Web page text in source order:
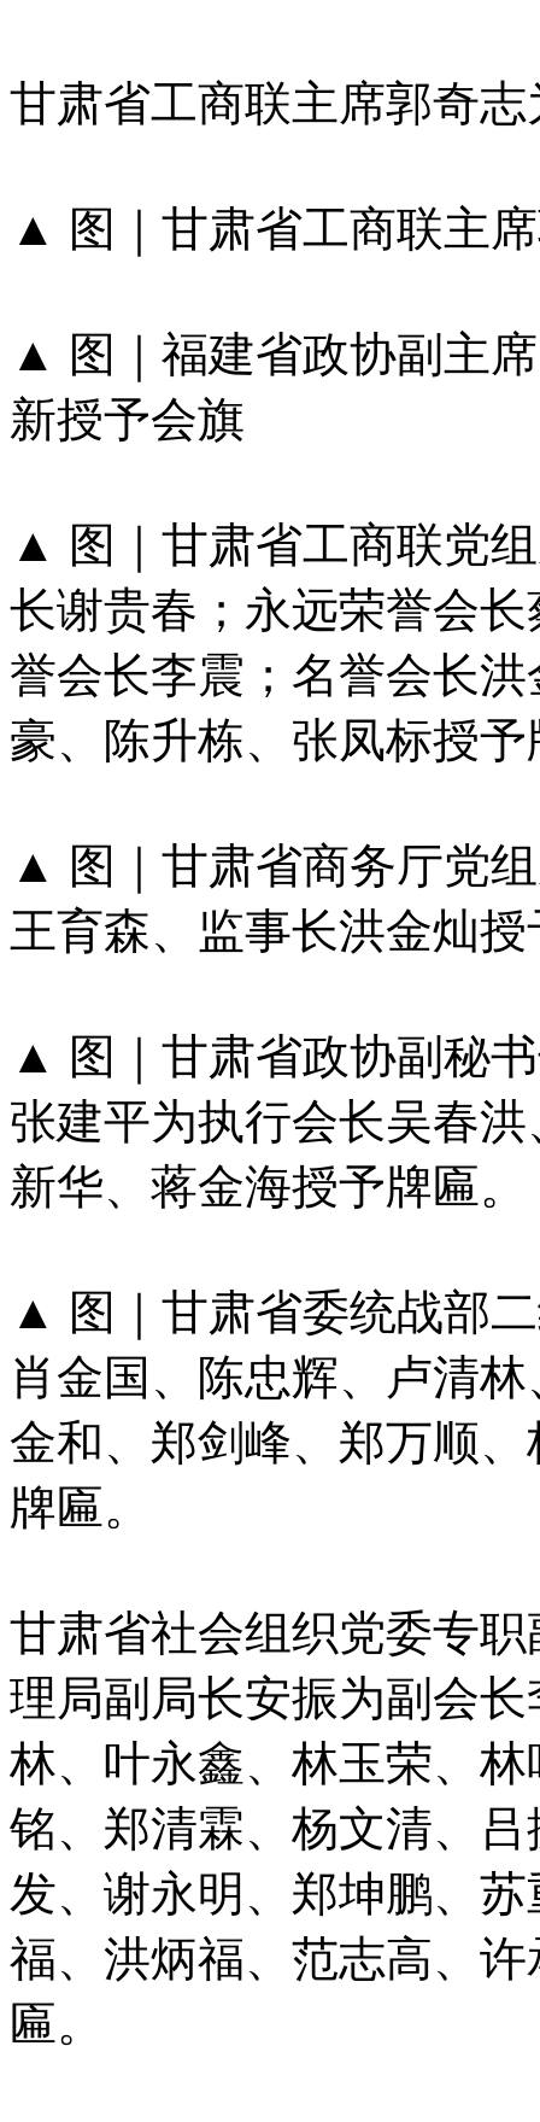
甘肃省工商联主席郭奇
▲​​​​​​​ 图｜甘肃省工商联主
▲​​​​​​​ 图｜福建省政协副主
新授予会旗
▲​​​​​​​ 图｜甘肃省工商联党
长谢贵春；永远荣誉会
誉会长李震；名誉会长
豪、陈升栋、张凤标授予
▲​​​​​​​ 图｜甘肃省商务厅党
王育森、监事长洪金灿
▲​​​​​​​ 图｜甘肃省政协副秘
张建平为执行会长吴春
新华、蒋金海授予牌匾。
▲​​​​​​​ 图｜甘肃省委统战部
肖金国、陈忠辉、卢清
金和、郑剑峰、郑万顺
牌匾。
甘肃省社会组织党委专
理局副局长安振为副会
林、叶永鑫、林玉荣、
铭、郑清霖、杨文清、
发、谢永明、郑坤鹏、
福、洪炳福、范志高、
匾。